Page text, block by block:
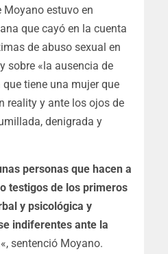
estuvo en
que cayó en la cuenta
de abuso sexual en
sobre «la ausencia de
tiene una mujer que
reality y ante los ojos de
denigrada y
personas que hacen a
testigos de los primeros
y psicológica y
indiferentes ante la
«, sentenció Moyano.